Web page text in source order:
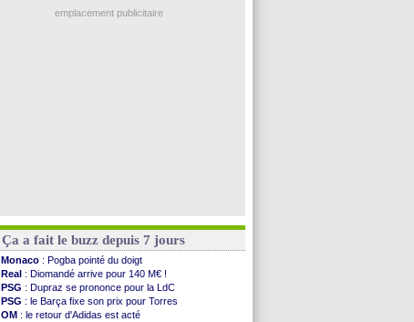
: accord avec la Real Sociedad pour Aguerd
emplacement publicitaire
Ça a fait le buzz depuis 7 jours
Monaco : Pogba pointé du doigt
Real : Diomandé arrive pour 140 M€ !
PSG : Dupraz se prononce pour la LdC
PSG : le Barça fixe son prix pour Torres
OM : le retour d'Adidas est acté